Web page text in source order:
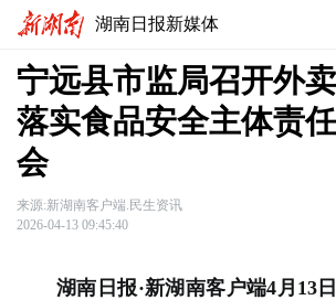
湖南日报新媒体
宁远县市监局召开外
落实食品安全主体责
会
来源:新湖南客户端.民生资讯
2026-04-13 09:45:40
湖南日报·新湖南客户端4月13